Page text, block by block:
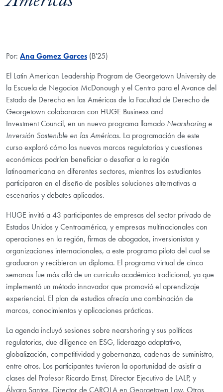
Por: Ana Gomez Garces (B'25)
El Latin American Leadership Program de Georgetown University de
la Escuela de Negocios McDonough y el Centro para el Avance del
Estado de Derecho en las Américas de la Facultad de Derecho de
Georgetown colaboraron con HUGE Business and
InvestmentCouncil, en un nuevo programa llamado Nearshoring e
Inversión Sostenible en las Américas. La programación de este
curso exploró cómo los nuevos marcos regulatorios y cuestiones
económicas podrían beneficiar o desafiar a la región
latinoamericana en diferentes sectores, mientras los estudiantes
participaron en el diseño de posibles soluciones alternativas a
escenarios y debates aplicados.
HUGE invitó a 43 participantes de empresas del sector privado de
Estados Unidos y Centroamérica, y empresas multinacionales con
operaciones en la región, firmas de abogados, inversionistas y
organizaciones internacionales, a este programa piloto del cual se
graduaron y recibieron un diploma. El programa virtual de cinco
semanas fue más allá de un currículo académico tradicional, ya que
implementó un método innovador que promovió el aprendizaje
experiencial. El plan de estudios ofrecía una combinación de
marcos, conocimientos y aplicaciones prácticas.
La agenda incluyó sesiones sobre nearshoring y sus políticas
regulatorias, due diligence en ESG, liderazgo adaptativo,
globalización, competitividad y gobernanza, cadenas de suministro,
entre otros. Los participantes tuvieron la oportunidad de asistir a
clases del Profesor Ricardo Ernst, Director Ejecutivo de LALP, y
Álvaro Santos, Director de CAROLA en Georgetown Law. Otros